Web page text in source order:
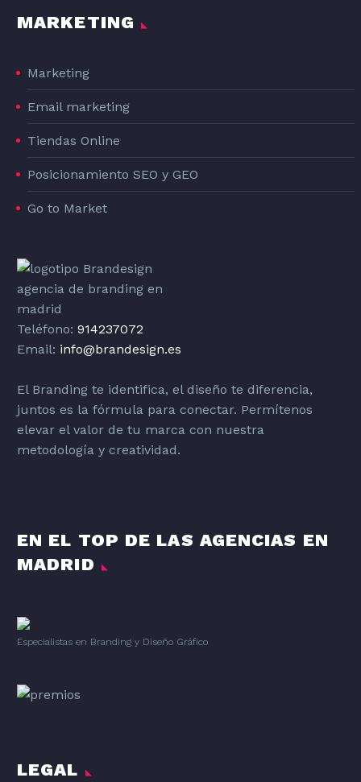
MARKETING
Marketing
Email marketing
Tiendas Online
Posicionamiento SEO y GEO
Go to Market
Teléfono: 914237072
Email: info@brandesign.es
El Branding te identifica, el diseño te diferencia,
juntos es la fórmula para conectar. Permítenos
elevar el valor de tu marca con nuestra
metodología y creatividad.
EN EL TOP DE LAS AGENCIAS EN
MADRID
Especialistas en Branding y Diseño Gráfico
LEGAL